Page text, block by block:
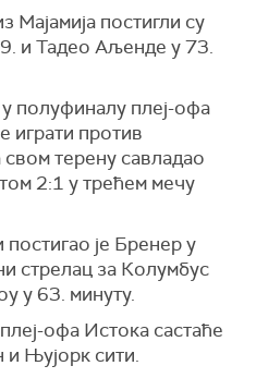
Мајамија постигли су
и Тадео Аљенде у 73.
полуфиналу плеј-офа
играти против
свом терену савладао
2:1 у трећем мечу
је Бренер у
стрелац за Колумбус
у 63. минуту.
офа Истока састаће
Њујорк сити.